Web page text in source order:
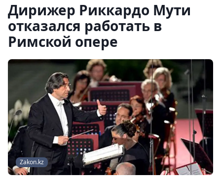
Дирижер Риккардо Мути
отказался работать в
Римской опере
Zakon.kz